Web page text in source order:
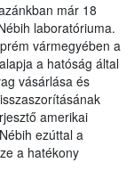
már 18
laboratóriuma.
vármegyében a
a hatóság által
vásárlása és
amerikai
ezúttal a
a hatékony